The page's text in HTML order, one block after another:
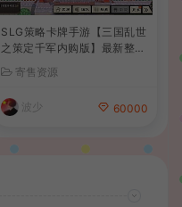
SLG策略卡牌手游【三国乱世
之策定千军内购版】最新整理
单机一键即玩镜像端+Linux
手工服务端+安卓+CDK授权
后台+详细搭建教程+前后端
全套源码
寄售资源
波少 60000